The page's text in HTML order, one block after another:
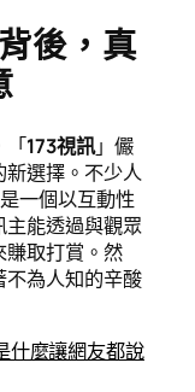
後，真
「173視訊」儼
新選擇。不少人
一個以互動性
主能透過與觀眾
賺取打賞。然
不為人知的辛酸
什麼讓網友都說